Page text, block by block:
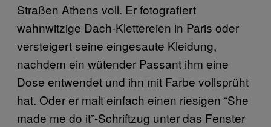
Straßen Athens voll. Er fotografiert
wahnwitzige Dach-Klettereien in Paris oder
versteigert seine eingesaute Kleidung,
nachdem ein wütender Passant ihm eine
Dose entwendet und ihn mit Farbe vollsprüht
hat. Oder er malt einfach einen riesigen “She
made me do it”-Schriftzug unter das Fenster